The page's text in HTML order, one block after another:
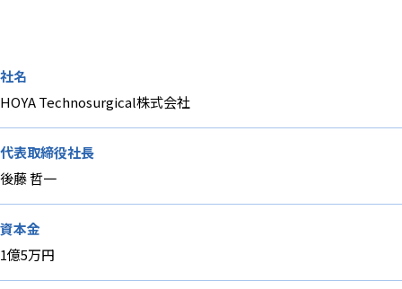
社名
HOYA Technosurgical株式会社
代表取締役社長
後藤 哲一
資本金
1億5万円